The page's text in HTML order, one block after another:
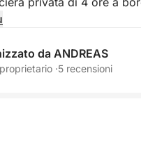
è la fuga ideale di mezza
comfort e stile.
tua prima tappa per il
da ANDREAS
·5 recensioni